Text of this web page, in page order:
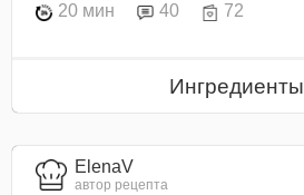
20 мин 40 72
Ингредиенты
ElenaV
автор рецепта